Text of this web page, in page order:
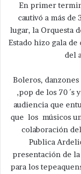
En primer
cautivó a más
lugar, la Orquesta
Estado hizo gala
del
Boleros,
,pop de los 70 ´s
audiencia que
que los músicos
colaboración
Publica
presentación de
para los